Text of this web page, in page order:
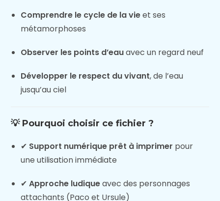
Comprendre le cycle de la vieet ses
métamorphoses
Observer les points d’eauavec un regard neuf
Développer le respect du vivant, de l’eau
jusqu’au ciel
💡 Pourquoi choisir ce fichier ?
✔ Support numérique prêt à imprimer pour
une utilisation immédiate
✔Approche ludiqueavec des personnages
attachants (Paco et Ursule)